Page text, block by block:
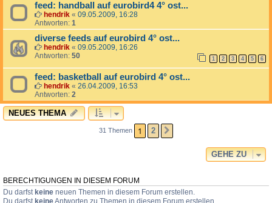
feed: handball auf eurobird4 4° ost...
hendrik « 09.05.2009, 16:28
Antworten: 1
diverse feeds auf eurobird 4° ost...
hendrik « 09.05.2009, 16:26
Antworten: 50 1 2 3 4 5 6
feed: basketball auf eurobird 4° ost...
hendrik « 26.04.2009, 16:53
Antworten: 2
NEUES THEMA
31 Themen 1 2
GEHE ZU
BERECHTIGUNGEN IN DIESEM FORUM
Du darfst keine neuen Themen in diesem Forum erstellen.